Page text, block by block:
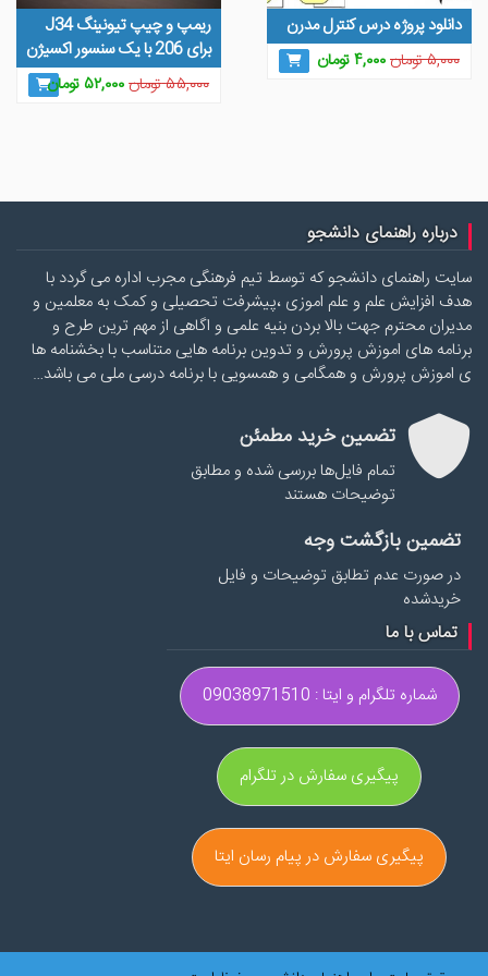
دانلود پروژه درس کنترل مدرن
۵,۰۰۰تومانقیمت
۴,۰۰۰تومان قیمت
ریمپ و چیپ تیونینگ J34
برای 206 با یک سنسور اکسیژن
۵۵,۰۰۰تومانقیمت
۵۲,۰۰۰ تومانقیمت
درباره راهنمای دانشجو
سایت راهنمای دانشجو که توسط تیم فرهنگی مجرب اداره می گردد با
هدف افزایش علم و علم اموزی ،پیشرفت تحصیلی و کمک به معلمین و
مدیران محترم جهت بالا بردن بنیه علمی و اگاهی از مهم ترین طرح و
برنامه های اموزش پرورش و تدوین برنامه هایی متناسب با بخشنامه ها
ی اموزش پرورش و همگامی و همسویی با برنامه درسی ملی می باشد…
تضمین خرید مطمئن
تمام فایل‌ها بررسی شده و مطابق
توضیحات هستند
تضمین بازگشت وجه
در صورت عدم تطابق توضیحات و فایل
خریدشده
تماس با ما
شماره تلگرام و ایتا : 09038971510
پیگیری سفارش در تلگرام
پیگیری سفارش در پیام رسان ایتا